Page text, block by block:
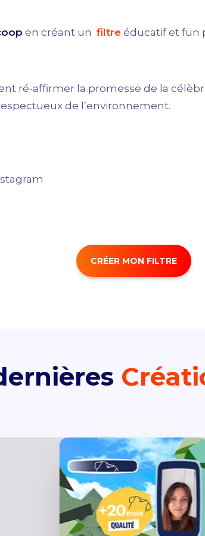
en créant un filtre éducatif et fun
ré-affirmer la promesse de la
de l’environnement.
CRÉER MON FILTRE